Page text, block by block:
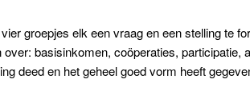
groepjes elk een vraag en een stelling te
basisinkomen, coöperaties,
deed en het geheel goed vorm heeft